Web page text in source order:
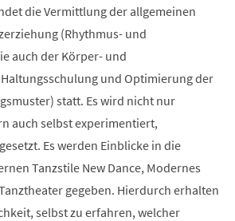
die Vermittlung der allgemeinen
(Rhythmus- und
auch der Körper- und
und Optimierung der
statt. Es wird nicht nur
auch selbst experimentiert,
Es werden Einblicke in die
Tanzstile New Dance, Modernes
gegeben. Hierdurch erhalten
selbst zu erfahren, welcher